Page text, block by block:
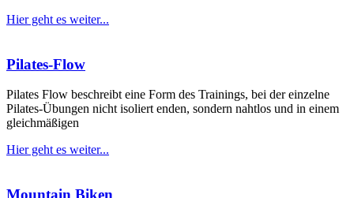
Hier geht es weiter...
Pilates-Flow
Pilates Flow beschreibt eine Form des Trainings, bei der einzelne
Pilates-Übungen nicht isoliert enden, sondern nahtlos und in einem
gleichmäßigen
Hier geht es weiter...
Mountain Biken